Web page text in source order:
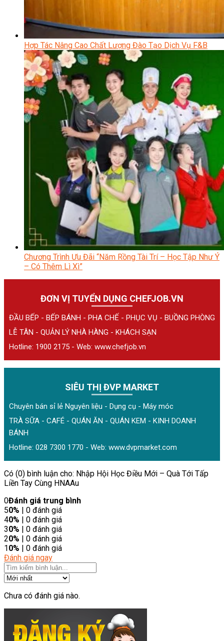
Hợp Tác Nâng Cao Chất Lượng Đào Tạo Dịch Vụ F&B
Chương Trình Ưu Đãi “Năm Rồng Tài Trí – Học Tập Như Ý
– Có Thêm Lì Xì”
ĐƠN VỊ TUYỂN DỤNG CHEFJOB.VN
ĐẦU BẾP - BẾP BÁNH - PHA CHẾ - PHỤC VỤ - BUỒNG PHÒNG
LỄ TÂN - QUẢN LÝ NHÀ HÀNG - KHÁCH SẠN
Hotline: 1900 2175 - Web: www.chefjob.vn
SIÊU THỊ ĐVP MARKET
Chuyên bán sỉ lẻ Nguyên liệu - Dụng cụ - Máy móc
TRÀ SỮA - CAFÉ - QUÁN ĂN - QUÁN KEM - KINH DOANH
BÁNH
Hotline: 028 7300 1770 - Web: www.dvpmarket.com
Có (0) bình luận cho: Nhập Hội Học Điều Mới – Quà Tới Tấp
Liền Tay Cùng HNAAu
0Đánh giá trung bình
50% | 0 đánh giá
40% | 0 đánh giá
30% | 0 đánh giá
20% | 0 đánh giá
10% | 0 đánh giá
Đánh giá ngay
Chưa có đánh giá nào.